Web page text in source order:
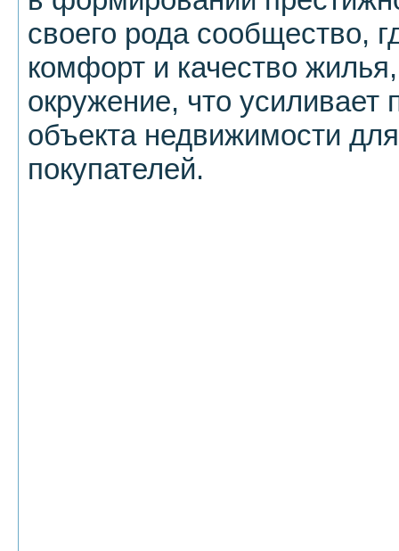
своего рода сообщество,
комфорт и качество
окружение, что усиливает
объекта недвижимости
покупателей.